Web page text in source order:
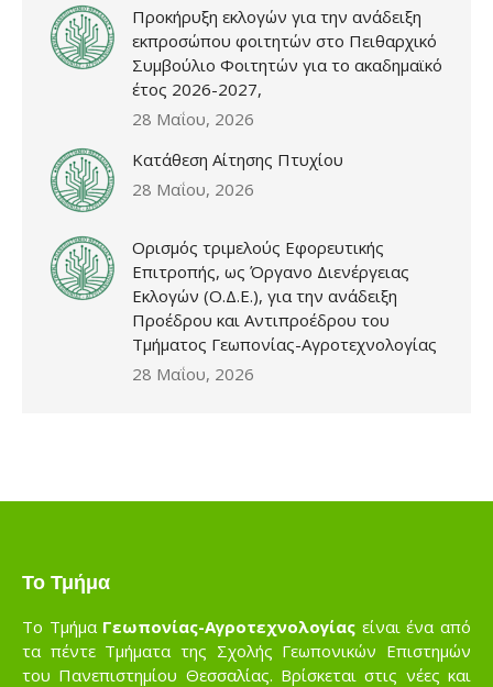
Προκήρυξη εκλογών για την ανάδειξη
εκπροσώπου φοιτητών στο Πειθαρχικό
Συμβούλιο Φοιτητών για το ακαδημαϊκό
έτος 2026-2027,
28 Μαΐου, 2026
Κατάθεση Αίτησης Πτυχίου
28 Μαΐου, 2026
Ορισμός τριμελούς Εφορευτικής
Επιτροπής, ως Όργανο Διενέργειας
Εκλογών (Ο.Δ.Ε.), για την ανάδειξη
Προέδρου και Αντιπροέδρου του
Τμήματος Γεωπονίας-Αγροτεχνολογίας
28 Μαΐου, 2026
Το Τμήμα
Το Τμήμα Γεωπονίας-Αγροτεχνολογίας είναι ένα από
τα πέντε Τμήματα της Σχολής Γεωπονικών Επιστημών
του Πανεπιστημίου Θεσσαλίας. Βρίσκεται στις νέες και